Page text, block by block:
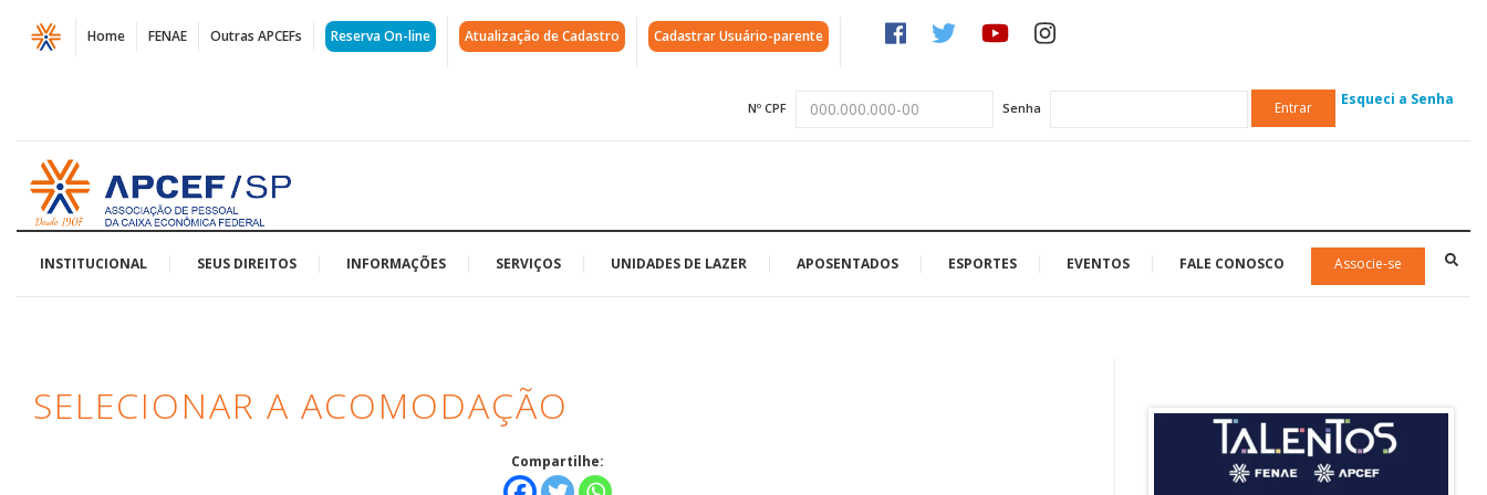
Página
Selecionar
Acomodação
APCEF/SP
Home FENAE Outras APCEFs Reserva On-line Atualização de Cadastro Cadastrar Usuário-parente
Nº CPF Senha Entrar Esqueci a Senha
Acessar
página
inicial
INSTITUCIONAL SEUS DIREITOS INFORMAÇÕES SERVIÇOS UNIDADES DE LAZER APOSENTADOS ESPORTES EVENTOS FALE CONOSCO Associe-se
SELECIONAR A ACOMODAÇÃO
Compartilhe: